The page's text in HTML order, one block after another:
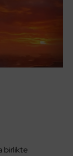
birlikte